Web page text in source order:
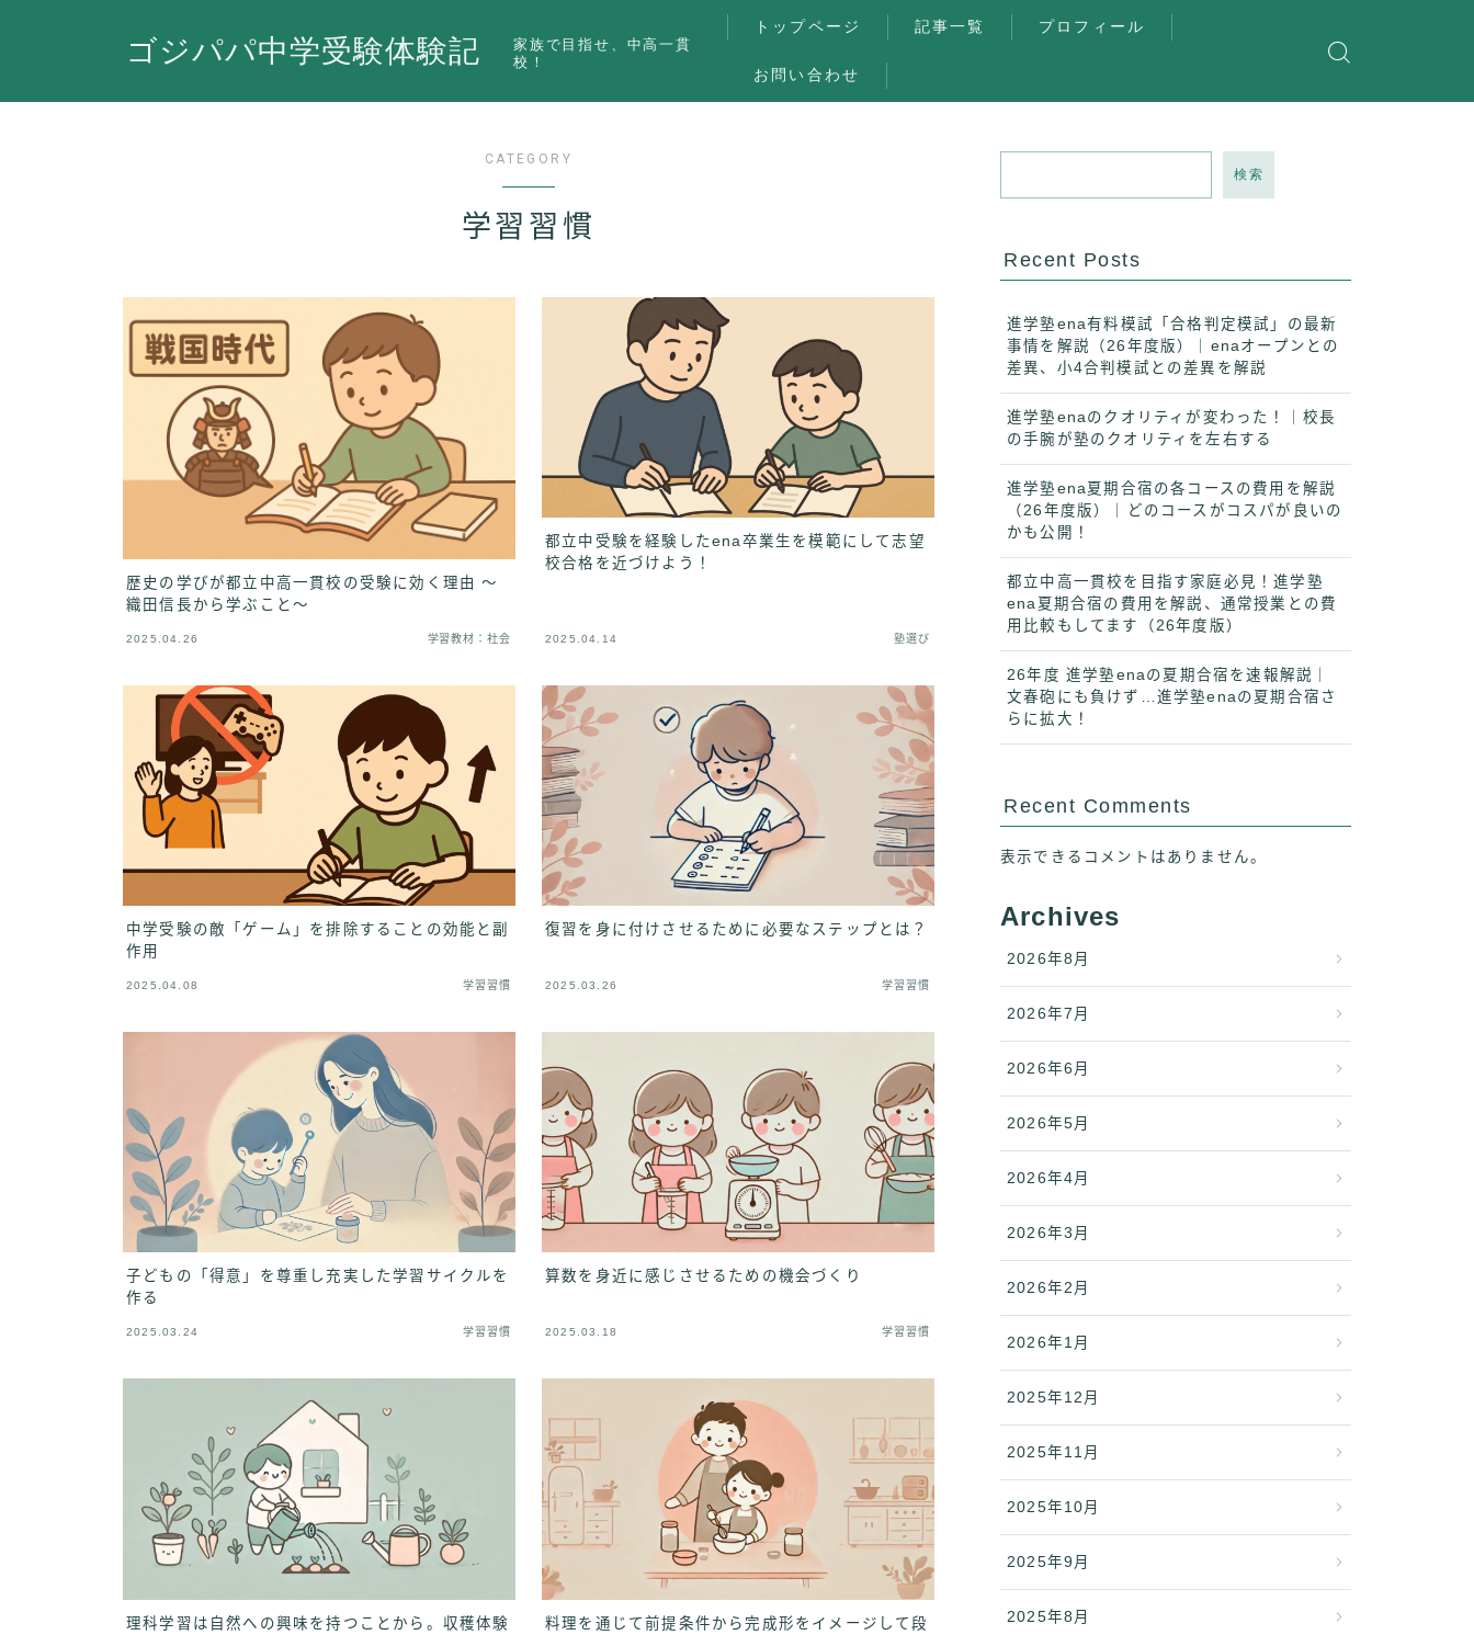
ゴジパパ中学受験体験記
家族で目指せ、中高一貫
校！
トップページ 記事一覧 プロフィール
お問い合わせ
CATEGORY
学習習慣
歴史の学びが都立中高一貫校の受験に効く理由 〜
織田信長から学ぶこと〜
2025.04.26 学習教材：社会
都立中受験を経験したena卒業生を模範にして志望
校合格を近づけよう！
2025.04.14 塾選び
中学受験の敵「ゲーム」を排除することの効能と副
作用
2025.04.08 学習習慣
復習を身に付けさせるために必要なステップとは？
2025.03.26 学習習慣
子どもの「得意」を尊重し充実した学習サイクルを
作る
2025.03.24 学習習慣
算数を身近に感じさせるための機会づくり
2025.03.18 学習習慣
理科学習は自然への興味を持つことから。収穫体験
料理を通じて前提条件から完成形をイメージして段
検索
Recent Posts
進学塾ena有料模試「合格判定模試」の最新
事情を解説（26年度版）｜enaオープンとの
差異、小4合判模試との差異を解説
進学塾enaのクオリティが変わった！｜校長
の手腕が塾のクオリティを左右する
進学塾ena夏期合宿の各コースの費用を解説
（26年度版）｜どのコースがコスパが良いの
かも公開！
都立中高一貫校を目指す家庭必見！進学塾
ena夏期合宿の費用を解説、通常授業との費
用比較もしてます（26年度版）
26年度 進学塾enaの夏期合宿を速報解説｜
文春砲にも負けず…進学塾enaの夏期合宿さ
らに拡大！
Recent Comments
表示できるコメントはありません。
Archives
2026年8月
2026年7月
2026年6月
2026年5月
2026年4月
2026年3月
2026年2月
2026年1月
2025年12月
2025年11月
2025年10月
2025年9月
2025年8月